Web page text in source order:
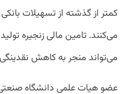
کمتر از گذشته از تسهیلات
می‌کنند. تامین مالی زنجیره
می‌تواند منجر به کاهش
عضو هیات علمی دانشگاه